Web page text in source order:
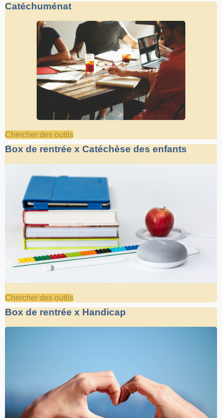
Catéchuménat
Chercher des outils
Box de rentrée x Catéchèse des enfants
Chercher des outils
Box de rentrée x Handicap